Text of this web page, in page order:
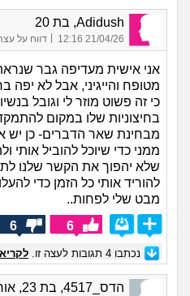
Adidush, בת 20
21/04/26 12:16 דווח על
אני אישית מעדיפה גבר
מטופח והייגיני, אבל לא יפה
כי זה פשוט מוזר לי וגובל
בחיצוניות שלו במקום
מבחינת שאר הדברים- כן יש
ממני כדי שיוכל להוביל אותי
שלא יהפוך את הקשר שלנו
להוריד אותי כל הזמן כדי
מבט שלי לפחות..
6
6
נכתבו 4 תגובות לעצה זו.
הדס_4517, בת 23, אורחת